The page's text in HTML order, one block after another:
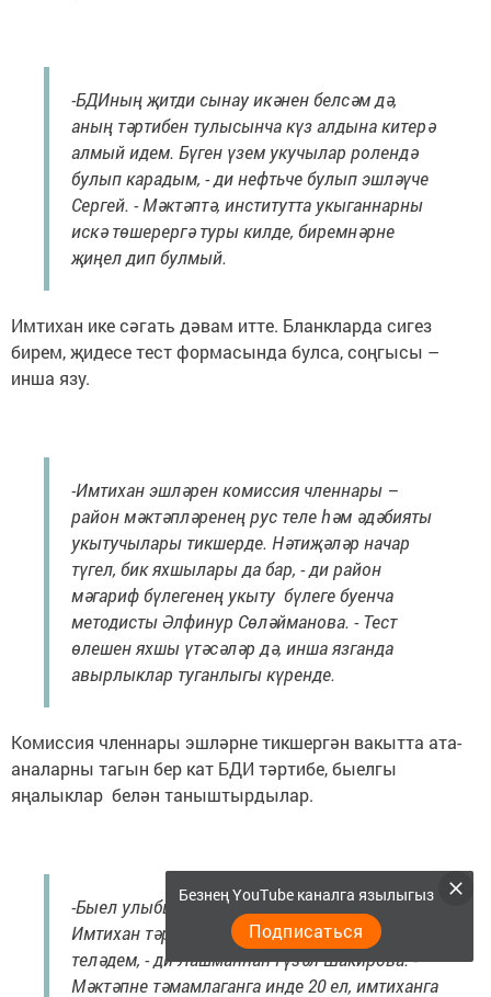
-БДИның җитди сынау икәнен белсәм дә,
аның тәртибен тулысынча күз алдына китерә
алмый идем. Бүген үзем укучылар ролендә
булып карадым, - ди нефтьче булып эшләүче
Сергей. - Мәктәптә, институтта укыганнарны
искә төшерергә туры килде, биремнәрне
җиңел дип булмый.
Имтихан ике сәгать дәвам итте. Бланкларда сигез
бирем, җидесе тест формасында булса, соңгысы –
инша язу.
-Имтихан эшләрен комиссия членнары –
район мәктәпләренең рус теле һәм әдәбияты
укытучылары тикшерде. Нәтиҗәләр начар
түгел, бик яхшылары да бар, - ди район
мәгариф бүлегенең укыту бүлеге буенча
методисты Әлфинур Сөләйманова. - Тест
өлешен яхшы үтәсәләр дә, инша язганда
авырлыклар туганлыгы күренде.
Комиссия членнары эшләрне тикшергән вакытта ата-
аналарны тагын бер кат БДИ тәртибе, быелгы
яңалыклар белән таныштырдылар.
-Быел улыбыз Динар 9 классны тәмамлый.
Имтихан тәртибен белсәм дә, аны үзем үтәргә
теләдем, - ди Лашманнан Гүзәл Шакирова. -
Мәктәпне тәмамлаганга инде 20 ел, имтиханга
Безнең YouTube каналга язылыгыз
Подписаться